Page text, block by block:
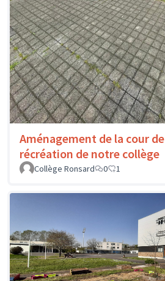
Aménagement de la cour de
récréation de notre collège
Collège Ronsard
0 1